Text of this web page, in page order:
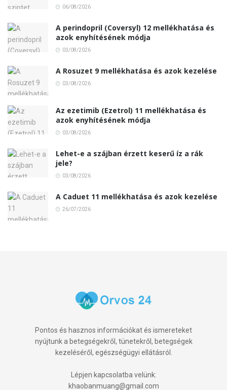
06/08/2026
A perindopril (Coversyl) 12 mellékhatása és
azok enyhítésének módja
03/08/2026
A Rosuzet 9 mellékhatása és azok kezelése
03/08/2026
Az ezetimib (Ezetrol) 11 mellékhatása és
azok enyhítésének módja
03/08/2026
Lehet-e a szájban érzett keserű íz a rák
jele?
03/08/2026
A Caduet 11 mellékhatása és azok kezelése
26/07/2026
Pontos és hasznos információkat és ismereteket
nyújtunk a betegségekről, tünetekről, betegségek
kezeléséről, egészségügyi ellátásról.
Lépjen kapcsolatba velünk:
khaobanmuang@gmail.com